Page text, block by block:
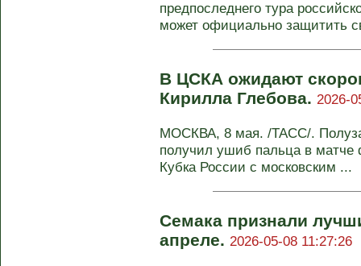
предпоследнего тура
может официально защитить
В ЦСКА ожидают
Кирилла Глебова. 2026-
МОСКВА, 8 мая. /ТАСС/.
получил ушиб пальца в матче
Кубка России с московским ...
Семака признали
апреле. 2026-05-08 11:27:26